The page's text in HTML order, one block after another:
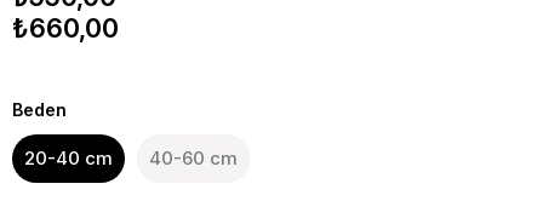
₺660,00
Beden
20-40 cm 40-60 cm